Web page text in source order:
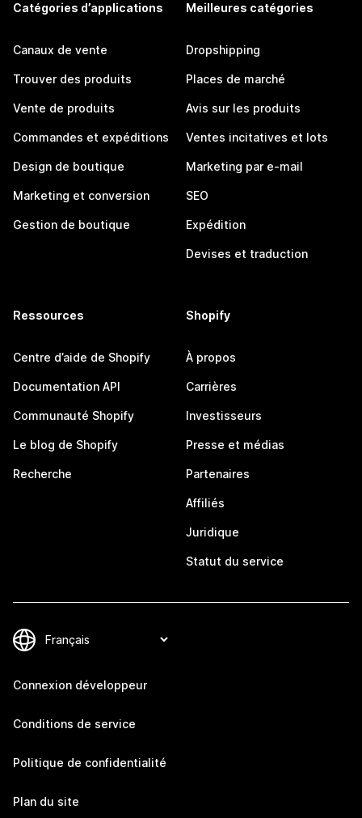
Catégories d’applications
Canaux de vente
Trouver des produits
Vente de produits
Commandes et expéditions
Design de boutique
Marketing et conversion
Gestion de boutique
Meilleures catégories
Dropshipping
Places de marché
Avis sur les produits
Ventes incitatives et lots
Marketing par e-mail
SEO
Expédition
Devises et traduction
Ressources
Centre d’aide de Shopify
Documentation API
Communauté Shopify
Le blog de Shopify
Recherche
Shopify
À propos
Carrières
Investisseurs
Presse et médias
Partenaires
Affiliés
Juridique
Statut du service
Connexion développeur
Conditions de service
Politique de confidentialité
Plan du site